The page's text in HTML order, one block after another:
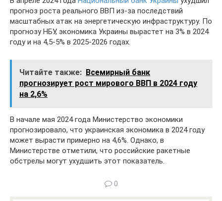
прогноз роста реального ВВП из-за последствий
масштабных атак на энергетическую инфраструктуру. По
прогнозу НБУ, экономика Украины вырастет на 3% в 2024
году и на 4,5-5% в 2025-2026 годах.
Читайте также: Всемирный банк
прогнозирует рост мирового ВВП в 2024 году
на 2,6%
В начале мая 2024 года Министерство экономики
прогнозировало, что украинская экономика в 2024 году
может вырасти примерно на 4,6%. Однако, в
Министерстве отметили, что российские ракетные
обстрелы могут ухудшить этот показатель.
0